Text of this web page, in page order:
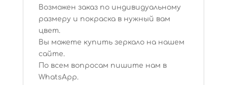
Возможен заказ по индивидуальному
размеру и покраска в нужный вам
цвет.
Вы можете купить зеркало на нашем
сайте.
По всем вопросам пишите нам в
WhatsApp.